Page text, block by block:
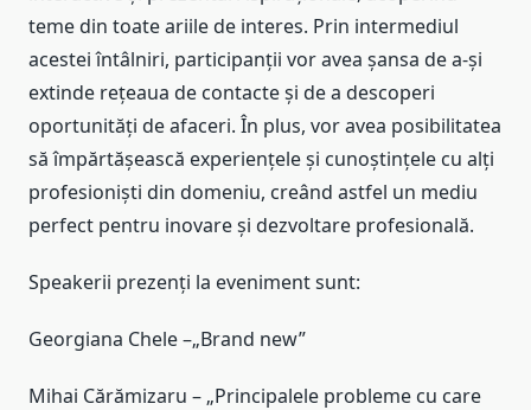
teme din toate ariile de interes. Prin intermediul
acestei întâlniri, participanții vor avea șansa de a-și
extinde rețeaua de contacte și de a descoperi
oportunități de afaceri. În plus, vor avea posibilitatea
să împărtășească experiențele și cunoștințele cu alți
profesioniști din domeniu, creând astfel un mediu
perfect pentru inovare și dezvoltare profesională.
Speakerii prezenți la eveniment sunt:
Georgiana Chele –„Brand new”
Mihai Cărămizaru – „Principalele probleme cu care